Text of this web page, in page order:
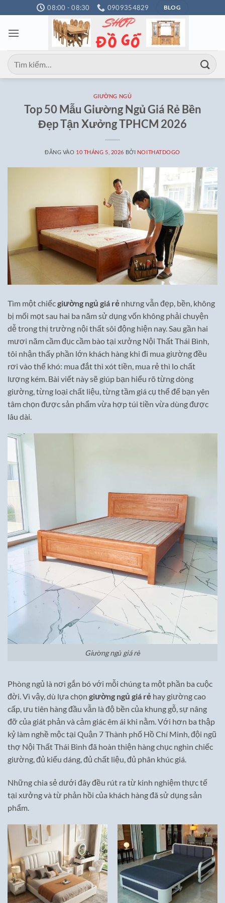
qua
nội
08:00 - 08:30 0909354829 BLOG
Tìm
kiếm:
GIƯỜNG NGỦ
Top 50 Mẫu Giường Ngủ Giá Rẻ Bền
Đẹp Tận Xưởng TPHCM 2026
ĐĂNG VÀO 10 THÁNG 5, 2026 BỞI NOITHATDOGO
Tìm một chiếcgiường ngủ giá rẻ nhưng vẫn đẹp, bền, không
bị mối mọt sau hai ba năm sử dụng vốn không phải chuyện
dễ trong thị trường nội thất sôi động hiện nay. Sau gần hai
mươi năm cầm đục cầm bào tại xưởng Nội Thất Thái Bình,
tôi nhận thấy phần lớn khách hàng khi đi mua giường đều
rơi vào thế khó: mua đắt thì xót tiền, mua rẻ thì lo chất
lượng kém. Bài viết này sẽ giúp bạn hiểu rõ từng dòng
giường, từng loại chất liệu, từng tầm giá cụ thể để bạn yên
tâm chọn được sản phẩm vừa hợp túi tiền vừa dùng được
lâu dài.
Giường ngủ giá rẻ
Phòng ngủ là nơi gắn bó với mỗi chúng ta một phần ba cuộc
đời. Vì vậy, dù lựa chọn giường ngủ giá rẻ hay giường cao
cấp, ưu tiên hàng đầu vẫn là độ bền của khung gỗ, sự nâng
đỡ của giát phản và cảm giác êm ái khi nằm. Với hơn ba thập
kỷ làm nghề mộc tại Quận 7 Thành phố Hồ Chí Minh, đội ngũ
thợ Nội Thất Thái Bình đã hoàn thiện hàng chục nghìn chiếc
giường, đủ kiểu dáng, đủ chất liệu, đủ phân khúc giá.
Những chia sẻ dưới đây đều rút ra từ kinh nghiệm thực tế
tại xưởng và từ phản hồi của khách hàng đã sử dụng sản
phẩm.